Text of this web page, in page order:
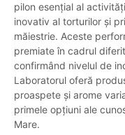
pilon esențial al
inovativ al torturilor și
măiestrie. Aceste
premiate în cadrul
confirmând nivelul de
Laboratorul oferă
proaspete și arome
primele opțiuni ale
Mare.